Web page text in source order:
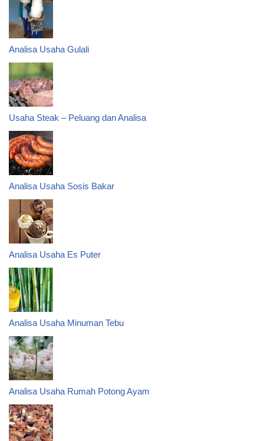
Analisa Usaha Gulali
Usaha Steak – Peluang dan Analisa
Analisa Usaha Sosis Bakar
Analisa Usaha Es Puter
Analisa Usaha Minuman Tebu
Analisa Usaha Rumah Potong Ayam